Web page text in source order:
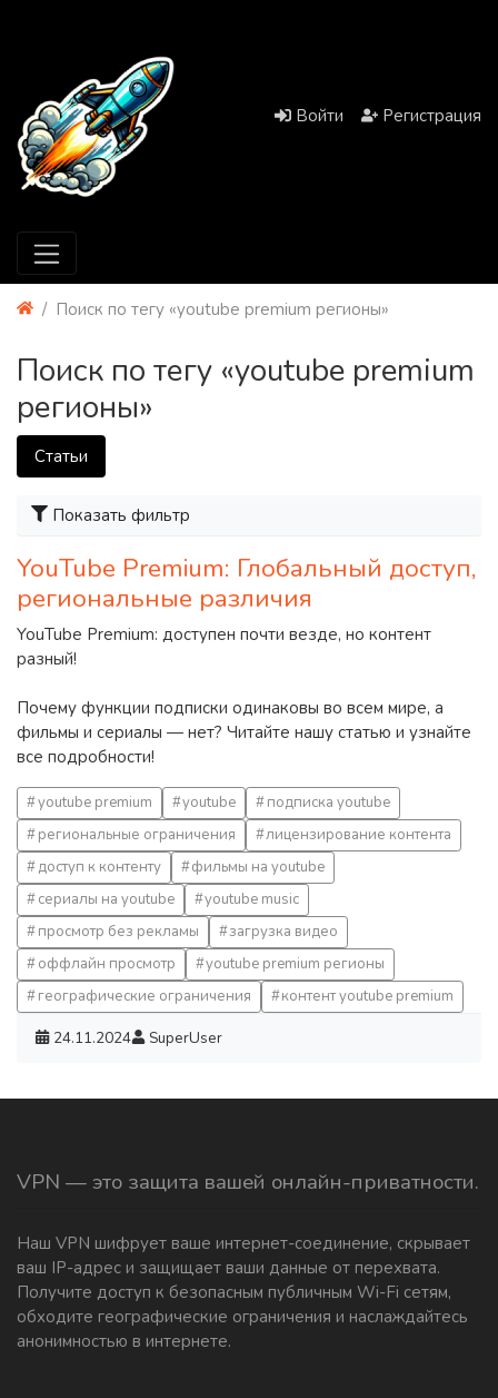
Войти Регистрация
Поиск по тегу «youtube premium регионы»
Поиск по тегу «youtube premium
регионы»
Статьи
Показать фильтр
YouTube Premium: Глобальный доступ,
региональные различия
YouTube Premium: доступен почти везде, но контент
разный!
Почему функции подписки одинаковы во всем мире, а
фильмы и сериалы — нет? Читайте нашу статью и узнайте
все подробности!
youtube premium youtube
подписка youtube
региональные ограничения
лицензирование контента
доступ к контенту
фильмы на youtube
сериалы на youtube
youtube music
просмотр без рекламы
загрузка видео
оффлайн просмотр
youtube premium регионы
географические ограничения
контент youtube premium
24.11.2024 SuperUser
VPN — это защита вашей онлайн-приватности.
Наш VPN шифрует ваше интернет-соединение, скрывает
ваш IP-адрес и защищает ваши данные от перехвата.
Получите доступ к безопасным публичным Wi-Fi сетям,
обходите географические ограничения и наслаждайтесь
анонимностью в интернете.